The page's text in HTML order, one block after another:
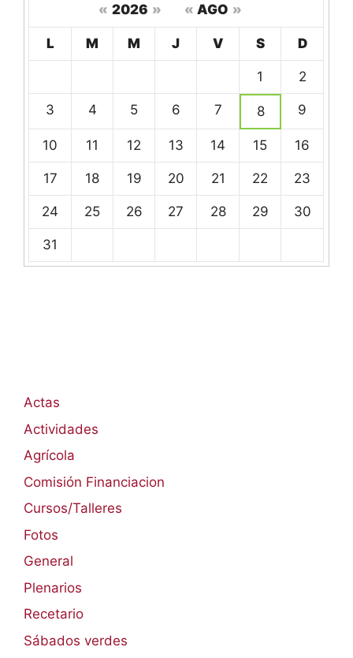
calendario
eventos
« 2026 » « AGO »
L M M J V S D
1 2
3 4 5 6 7 8 9
10 11 12 13 14 15 16
17 18 19 20 21 22 23
24 25 26 27 28 29 30
31
Actas
Actividades
Agrícola
Comisión Financiacion
Cursos/Talleres
Fotos
General
Plenarios
Recetario
Sábados verdes